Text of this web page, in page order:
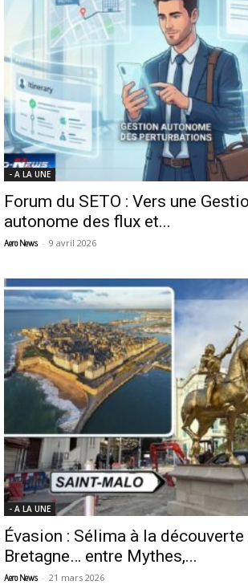
- A LA UNE
Forum du SETO : Vers une
autonome des flux et...
Aero News - 9 avril 2026
- A LA UNE
Évasion : Sélima à la
Bretagne… entre Mythes,...
Aero News - 21 mars 2026